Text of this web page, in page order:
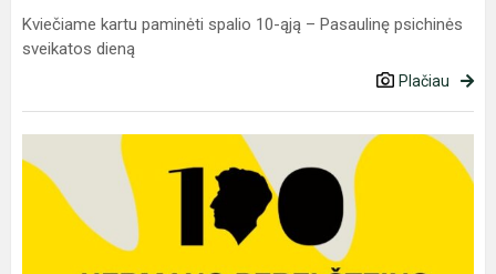
Kviečiame kartu paminėti spalio 10-ąją – Pasaulinę psichinės
sveikatos dieną
Plačiau
koncertas
,,Gyvenimo